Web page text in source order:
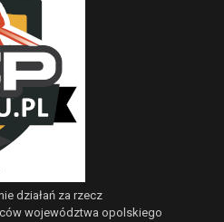
działań za rzecz
województwa opolskiego